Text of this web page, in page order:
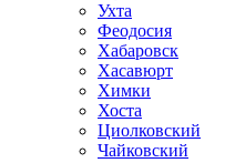
Ухта
Феодосия
Хабаровск
Хасавюрт
Химки
Хоста
Циолковский
Чайковский